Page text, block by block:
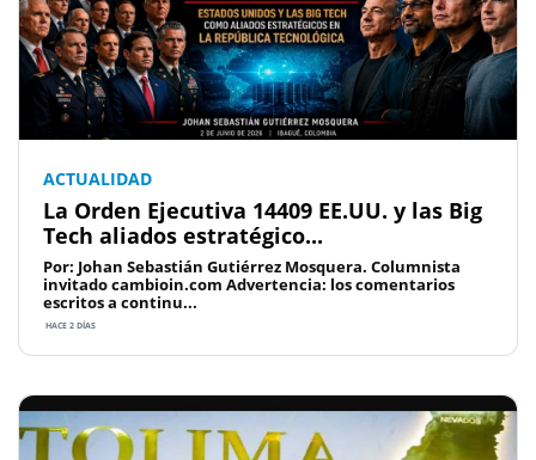
ACTUALIDAD
La Orden Ejecutiva 14409 EE.UU. y las Big
Tech aliados estratégico...
Por: Johan Sebastián Gutiérrez Mosquera. Columnista
invitado cambioin.com Advertencia: los comentarios
escritos a continu...
HACE 2 DÍAS